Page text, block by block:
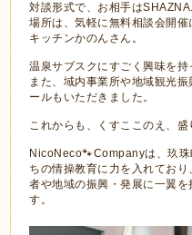
対談形式で、お相手はSHAZNA.
場所は、気軽に無料相談会開
キッチンかのんさん。
温泉サブスクにすごく興味を持
また、域内事業所や地域観光
ールもいただきました。
これからも、くすここのえ、盛
NicoNeco🐾Companyは、玖
ちの情操教育に力を入れてお
者や地域の振興・発展に一翼
す。